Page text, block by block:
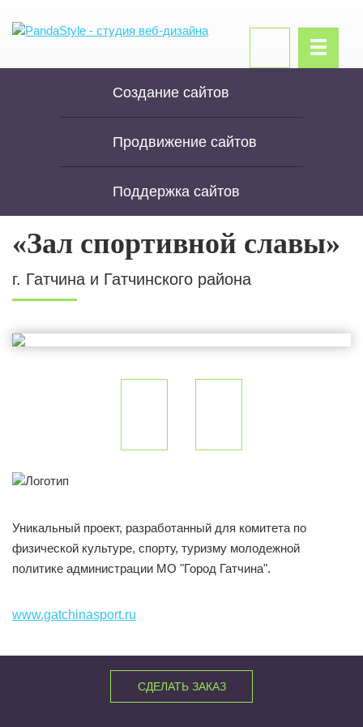
Создание сайтов
Продвижение сайтов
Поддержка сайтов
«Зал спортивной славы»
г. Гатчина и Гатчинского района
Уникальный проект, разработанный для комитета по
физической культуре, спорту, туризму молодежной
политике администрации МО "Город Гатчина".
www.gatchinasport.ru
СДЕЛАТЬ ЗАКАЗ